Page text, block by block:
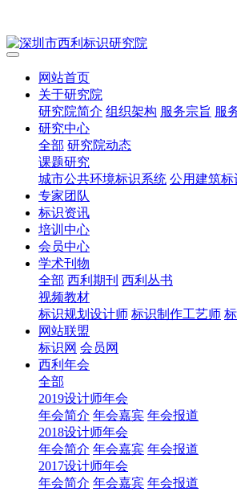
网站首页
关于研究院
研究院简介 组织架构 服务宗旨 服
研究中心
全部 研究院动态
课题研究
城市公共环境标识系统 公用建筑标
专家团队
标识资讯
培训中心
会员中心
学术刊物
全部 西利期刊 西利丛书
视频教材
标识规划设计师 标识制作工艺师
网站联盟
标识网 会员网
西利年会
全部
2019设计师年会
年会简介 年会嘉宾 年会报道
2018设计师年会
年会简介 年会嘉宾 年会报道
2017设计师年会
年会简介 年会嘉宾 年会报道